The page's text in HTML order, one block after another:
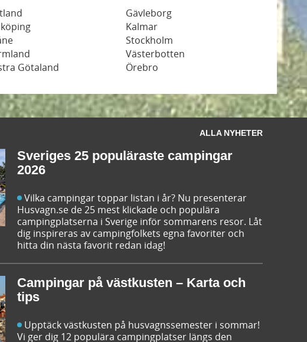
Gävleborg
Kalmar
Stockholm
Västerbotten
Götaland
Örebro
ALLA NYHETER
Sveriges 25 populäraste campingar
2026
Vilka campingar toppar listan i år? Nu presenterar
Husvagn.se de 25 mest klickade och populära
campingplatserna i Sverige inför sommarens resor. Låt
dig inspireras av campingfolkets egna favoriter och
hitta din nästa favorit redan idag!
Campingar på västkusten – Karta och
tips
Upptäck västkusten på husvagnssemester i sommar!
Vi ger dig 12 populära campingplatser längs den